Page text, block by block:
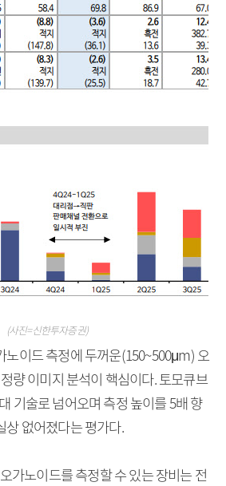
(사진=신한투자증권)
노이드 측정에 두꺼운(150~500μm) 오
량 이미지 분석이 핵심이다. 토모큐브
기술로 넘어오며 측정 높이를 5배 향
상 없어졌다는 평가다.
가노이드를 측정할 수 있는 장비는 전